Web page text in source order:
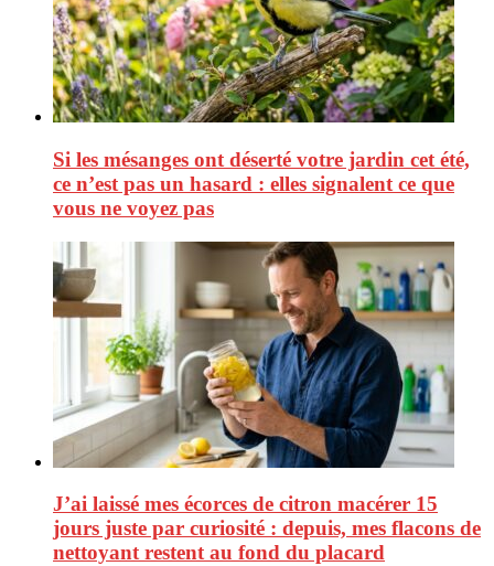
Si les mésanges ont déserté votre jardin cet été,
ce n’est pas un hasard : elles signalent ce que
vous ne voyez pas
J’ai laissé mes écorces de citron macérer 15
jours juste par curiosité : depuis, mes flacons de
nettoyant restent au fond du placard